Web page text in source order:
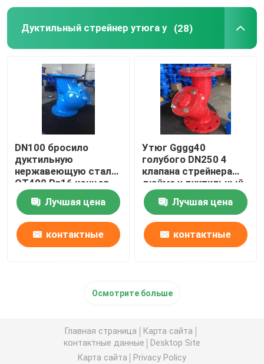
Дуктильный стрейнер утюга y (28)
DN100 бросило
дуктильную
нержавеющую сталь
QT400 Pn16 концов
фланца стрейнера
утюга yЛучшая цена
контактные
Утюг Gggg40
голубого DN250 4
клапана стрейнера
дюйма y дуктильный
для частей водяного
фильтра запасных
Лучшая цена
контактные
Осмотрите больше
Главная страница
Карта сайта
контактные данные
Desktop Site
Карта сайта
Privacy Policy